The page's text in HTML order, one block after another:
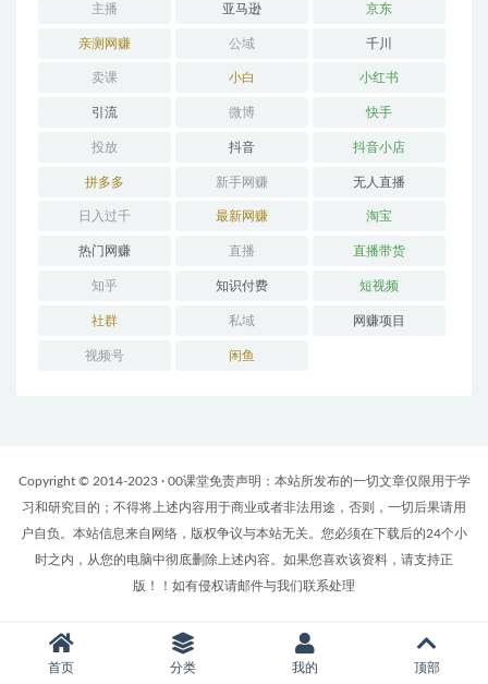
主播 亚马逊 京东
亲测网赚 公域 千川
卖课 小白 小红书
引流 微博 快手
投放 抖音 抖音小店
拼多多 新手网赚 无人直播
日入过千 最新网赚 淘宝
热门网赚 直播 直播带货
知乎 知识付费 短视频
社群 私域 网赚项目
视频号 闲鱼
Copyright © 2014-2023 · 00课堂免责声明：本站所发布的一切文章仅限用于学
习和研究目的；不得将上述内容用于商业或者非法用途，否则，一切后果请用
户自负。本站信息来自网络，版权争议与本站无关。您必须在下载后的24个小
时之内，从您的电脑中彻底删除上述内容。如果您喜欢该资料，请支持正
版！！如有侵权请邮件与我们联系处理
首页 分类 我的 顶部